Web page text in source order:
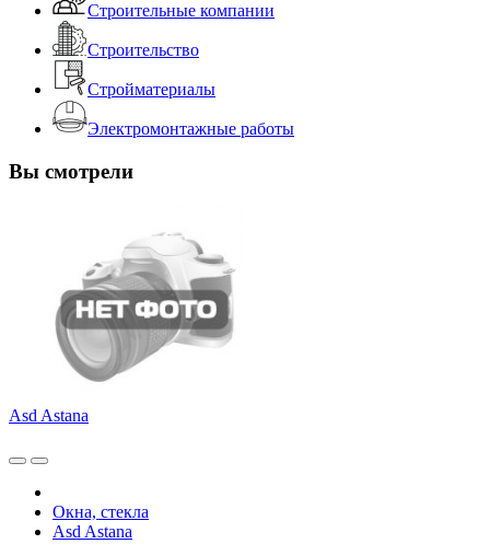
Строительные компании
Строительство
Стройматериалы
Электромонтажные работы
Вы смотрели
Asd Astana
Окна, стекла
Asd Astana